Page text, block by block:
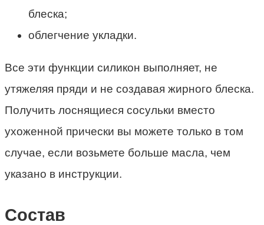
блеска;
облегчение укладки.
Все эти функции силикон выполняет, не
утяжеляя пряди и не создавая жирного блеска.
Получить лоснящиеся сосульки вместо
ухоженной прически вы можете только в том
случае, если возьмете больше масла, чем
указано в инструкции.
Состав